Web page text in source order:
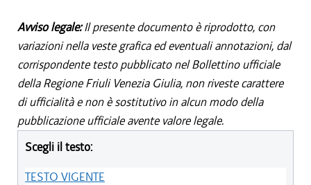
Avviso legale:Il presente documento è riprodotto, con
variazioni nella veste grafica ed eventuali annotazioni, dal
corrispondente testo pubblicato nel Bollettino ufficiale
della Regione Friuli Venezia Giulia, non riveste carattere
di ufficialità e non è sostitutivo in alcun modo della
pubblicazione ufficiale avente valore legale.
Scegli il testo:
TESTO VIGENTE